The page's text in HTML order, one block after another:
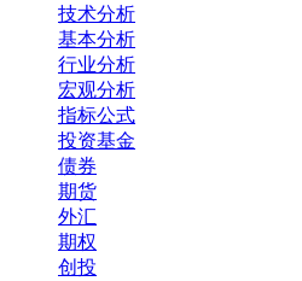
技术分析
基本分析
行业分析
宏观分析
指标公式
投资基金
债券
期货
外汇
期权
创投